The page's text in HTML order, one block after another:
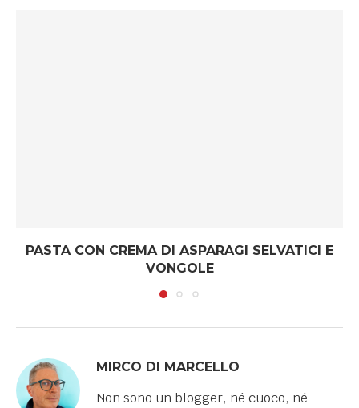
PASTA CON CREMA DI ASPARAGI SELVATICI E
VONGOLE
MIRCO DI MARCELLO
Non sono un blogger, né cuoco, né